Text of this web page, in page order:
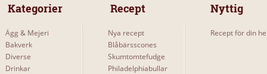
Kategorier
Ägg & Mejeri
Bakverk
Diverse
Drinkar
Recept
Nya recept
Blåbärsscones
Skumtomtefudge
Philadelphiabullar
Nyttig
Recept för din